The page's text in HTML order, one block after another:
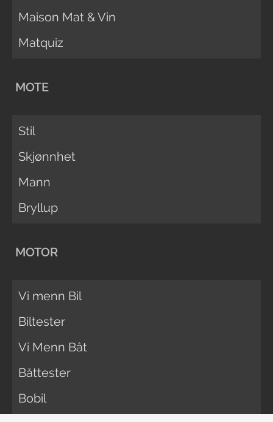
Maison Mat & Vin
Matquiz
MOTE
Stil
Skjønnhet
Mann
Bryllup
MOTOR
Vi menn Bil
Biltester
Vi Menn Båt
Båttester
Bobil